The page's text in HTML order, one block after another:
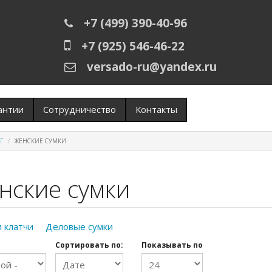
+7 (499) 390-40-96
+7 (925) 546-46-22
versado-ru@yandex.ru
Сотрудничество Контакты
ЖЕНСКИЕ СУМКИ
сумки
клатчи Деловые сумки
Сортировать по: Показывать по